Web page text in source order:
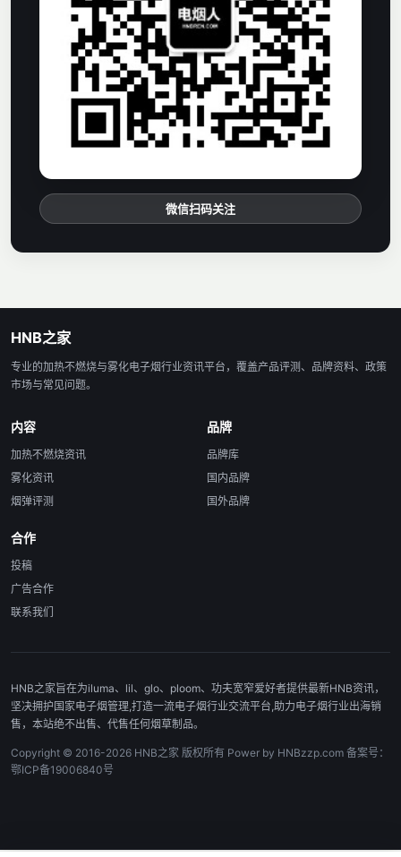
微信扫码关注
HNB之家
专业的加热不燃烧与雾化电子烟行业资讯平台，覆盖产品评测、品牌资料、政策
市场与常见问题。
内容
加热不燃烧资讯
雾化资讯
烟弹评测
品牌
品牌库
国内品牌
国外品牌
合作
投稿
广告合作
联系我们
HNB之家旨在为iluma、lil、glo、ploom、功夫宽窄爱好者提供最新HNB资讯，
坚决拥护国家电子烟管理,打造一流电子烟行业交流平台,助力电子烟行业出海销
售，本站绝不出售、代售任何烟草制品。
Copyright © 2016-2026 HNB之家 版权所有 Power by HNBzzp.com 备案号：
鄂ICP备19006840号